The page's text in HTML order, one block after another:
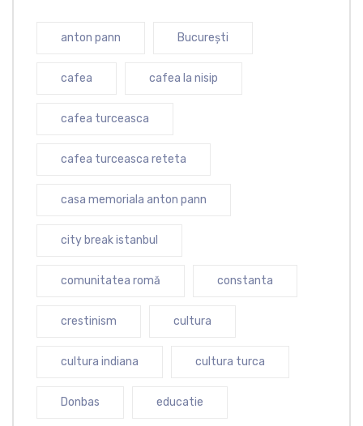
anton pann București
cafea cafea la nisip
cafea turceasca
cafea turceasca reteta
casa memoriala anton pann
city break istanbul
comunitatea romă constanta
crestinism cultura
cultura indiana cultura turca
Donbas educatie